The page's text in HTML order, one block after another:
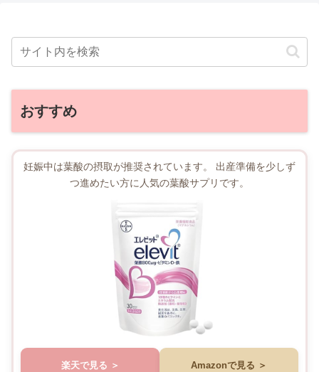
おすすめ
妊娠中は葉酸の摂取が推奨されています。 出産準備を少しず
つ進めたい方に人気の葉酸サプリです。
楽天で見る Amazonで見る